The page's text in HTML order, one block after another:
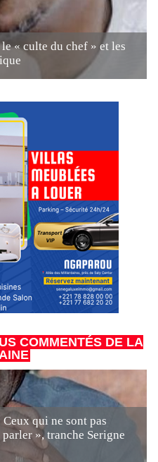
« culte du chef » et les
COMMENTÉS DE LA
qui ne sont pas
», tranche Serigne